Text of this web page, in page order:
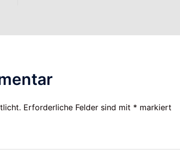
Erforderliche Felder sind mit * markiert